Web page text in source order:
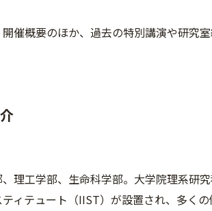
催概要のほか、過去の特別講演や研究室
理工学部、生命科学部。大学院理系研
ィテュート（IIST）が設置され、多く